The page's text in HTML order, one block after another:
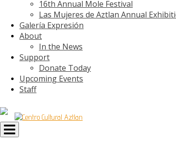
16th Annual Mole Festival
Las Mujeres de Aztlan Annual
Galería Expresión
About
In the News
Support
Donate Today
Upcoming Events
Staff
Toggle
navigation